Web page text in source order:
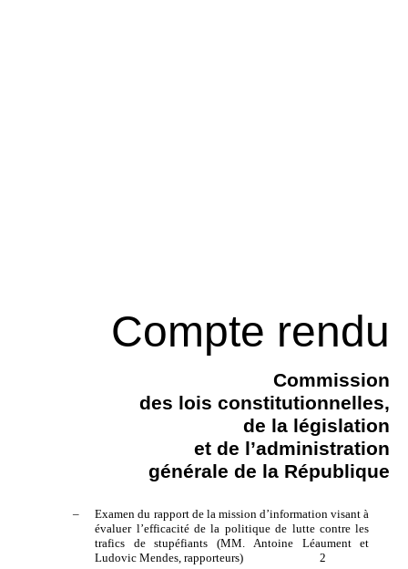
Compte rendu
Commission
des lois constitutionnelles,
de la législation
et de l’administration
générale de la République
–
Examen du rapport de la mission d’information visant à
évaluer l’efficacité de la politique de lutte contre les
trafics de stupéfiants (MM. Antoine Léaument et
Ludovic Mendes, rapporteurs) 2